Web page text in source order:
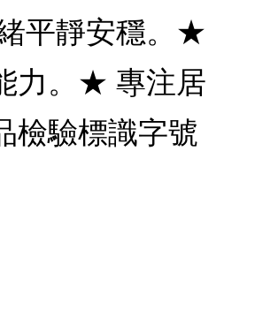
平靜安穩。★
力。★ 專注居
檢驗標識字號